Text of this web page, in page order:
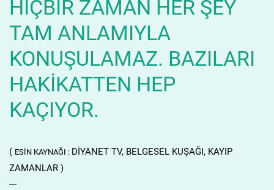
HİÇBİR ZAMAN HER ŞEY
TAM ANLAMIYLA
KONUŞULAMAZ. BAZILARI
HAKİKATTEN HEP
KAÇIYOR.
( ESİN KAYNAĞI : DİYANET TV, BELGESEL KUŞAĞI, KAYIP
ZAMANLAR )
---